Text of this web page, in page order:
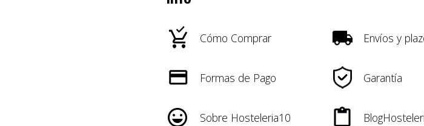
Cómo Comprar Envíos y
Formas de Pago Garantía
Sobre Hosteleria10